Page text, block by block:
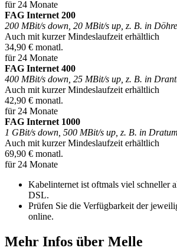
für 24 Monate
FAG Internet 200
200 MBit/s down, 20 MBit/s up, z. B. in
Auch mit kurzer Mindeslaufzeit erhältlich
34,90 € monatl.
für 24 Monate
FAG Internet 400
400 MBit/s down, 25 MBit/s up, z. B. in
Auch mit kurzer Mindeslaufzeit erhältlich
42,90 € monatl.
für 24 Monate
FAG Internet 1000
1 GBit/s down, 500 MBit/s up, z. B. in Dratum
Auch mit kurzer Mindeslaufzeit erhältlich
69,90 € monatl.
für 24 Monate
Kabelinternet ist oftmals viel schneller
DSL.
Prüfen Sie die Verfügbarkeit der
online.
Mehr Infos über Melle